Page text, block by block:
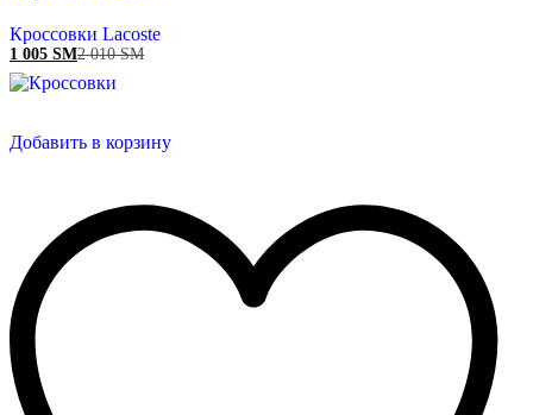
Кроссовки Lacoste
1 005 ЅМ2 010ЅМ
Добавить в корзину